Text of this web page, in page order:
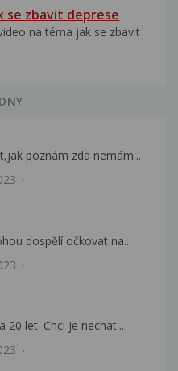
se zbavit deprese
na téma jak se zbavit
poznám zda nemám...
dospělí očkovat na...
20 let. Chci je nechat...